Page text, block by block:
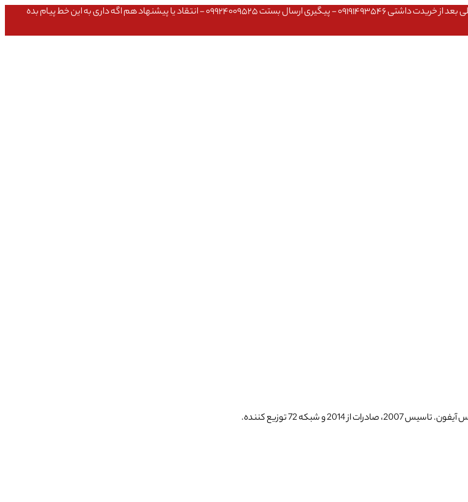
عشق داداش قیمتای سایت به روزه،خرید عمده داشتی یا مشکلی تو خرید از سایت ۰۹۱۰۹۸۰۸۵۶۵- مشکلی بعد از خریدت داشتی ۰۹۱۹۱۴۹۳۵۴۶ - پیگیری ارسال بستت ۰۹۹۲۴۰۰۹۵۲۵ - انتقاد یا پیشنهاد هم اگه داری به این خط پیام بده
و شبکه 72 توزیع کننده.